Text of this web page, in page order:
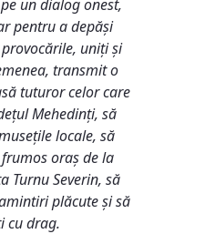
un dialog onest,
pentru a depăși
uniți și
transmit o
tuturor celor care
Mehedinți, să
locale, să
oraș de la
Turnu Severin, să
plăcute și să
cu drag.